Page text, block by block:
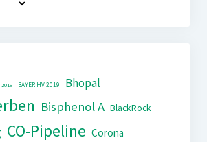
2018 BAYER HV 2019 Bhopal
Bisphenol A BlackRock
CO-Pipeline Corona